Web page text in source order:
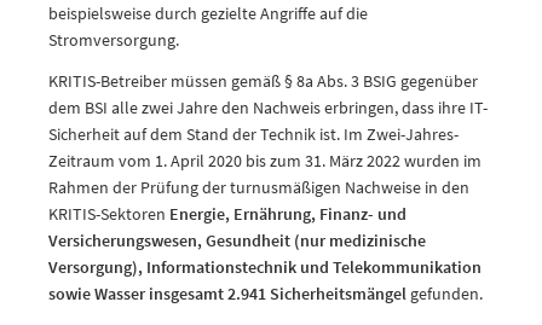
beispielsweise durch gezielte Angriffe auf die
Stromversorgung.
KRITIS-Betreiber müssen gemäß § 8a Abs. 3 BSIG gegenüber
dem BSI alle zwei Jahre den Nachweis erbringen, dass ihre IT-
Sicherheit auf dem Stand der Technik ist. Im Zwei-Jahres-
Zeitraum vom 1. April 2020 bis zum 31. März 2022 wurden im
Rahmen der Prüfung der turnusmäßigen Nachweise in den
KRITIS-Sektoren Energie, Ernährung, Finanz- und
Versicherungswesen, Gesundheit (nur medizinische
Versorgung), Informationstechnik und Telekommunikation
sowie Wasser insgesamt 2.941 Sicherheitsmängel gefunden.